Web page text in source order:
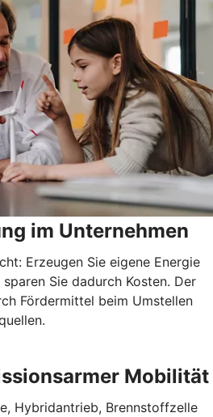
im Unternehmen
Erzeugen Sie eigene Energie
Sie dadurch Kosten. Der
Fördermittel beim Umstellen
Mobilität
Hybridantrieb, Brennstoffzelle